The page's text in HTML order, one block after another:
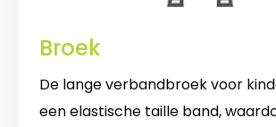
Broek
De lange verbandbroek voor
een elastische taille band,